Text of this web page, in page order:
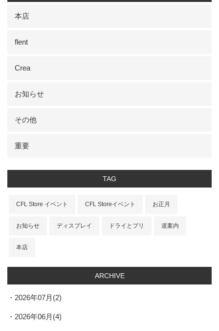
本店
flent
Crea
お知らせ
その他
重要
TAG
CFL Store イベント CFL Storeイベント お正月
お知らせ ディスプレイ ドライとプリ 道案内
本店
ARCHIVE
2026年07月(2)
2026年06月(4)